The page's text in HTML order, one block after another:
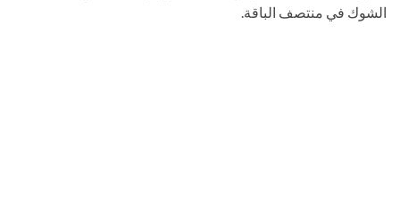
الشوك في منتصف الباقة.